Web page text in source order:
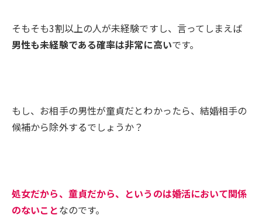
そもそも3割以上の人が未経験ですし、言ってしまえば
男性も未経験である確率は非常に高いです。
もし、お相手の男性が童貞だとわかったら、結婚相手の
候補から除外するでしょうか？
処女だから、童貞だから、というのは婚活において関係
のないことなのです。